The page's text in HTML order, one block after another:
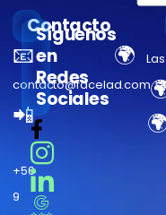
Contacto
📧
contacto@facelad.com
📲
+56
9
Síguenos
en
Redes
Sociales
🌍